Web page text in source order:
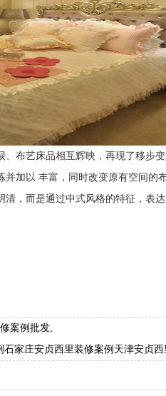
布艺床品相互辉映，再现了移步变
加以 丰富，同时改变原有空间的
，而是通过中式风格的特征，表
案例批发
石家庄安贞西里装修案例 天津安贞西